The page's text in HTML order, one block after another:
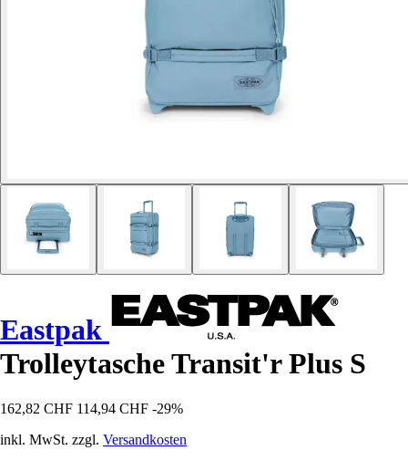
Eastpak
Trolleytasche Transit'r Plus S
162,82 CHF 114,94 CHF -29%
inkl. MwSt. zzgl. Versandkosten